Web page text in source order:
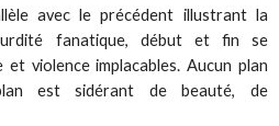
avec le précédent illustrant la
fanatique, début et fin se
violence implacables. Aucun plan
est sidérant de beauté, de